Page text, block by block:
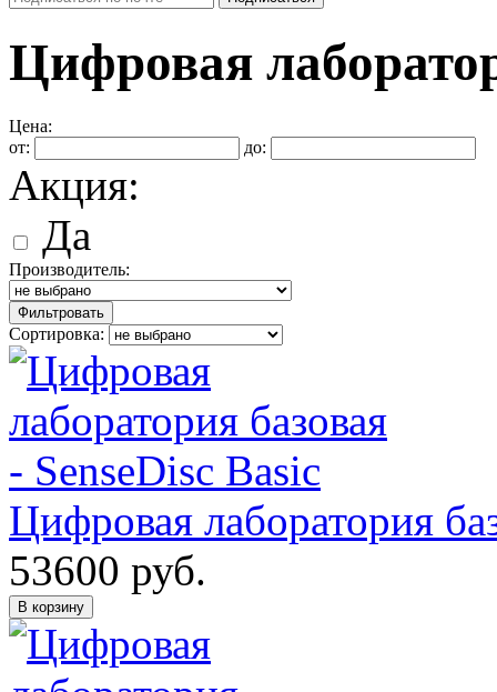
Цифровая
Цена:
от:
до:
Акция:
Да
Производитель:
Фильтровать
Сортировка:
Цифровая лаборатория
53600 руб.
В корзину